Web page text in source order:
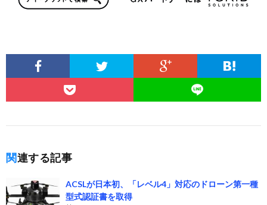
関連する記事
ACSLが日本初、「レベル4」対応のドローン第一種
型式認証書を取得